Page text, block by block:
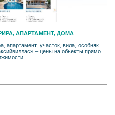
АПАРТАМЕНТ, ДОМA
апартамент, участок, вила, особняк.
– цены на обьекты прямо